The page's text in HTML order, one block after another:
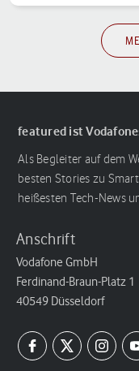
featured ist
Als Begleiter auf dem
besten Stories zu
heißesten Tech-News
Anschrift
Vodafone GmbH
Ferdinand-Braun-Platz 1
40549 Düsseldorf